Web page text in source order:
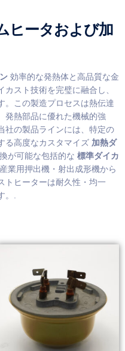
ヒータおよび加
効率的な発熱体と高品質な金
スト技術を完璧に融合し、
。この製造プロセスは熱伝達
発熱部品に優れた機械的強
社の製品ラインには、特定の
る高度なカスタマイズ 加熱ダ
が可能な包括的な 標準ダイカ
業用押出機・射出成形機から
トヒーターは耐久性・均一
。.